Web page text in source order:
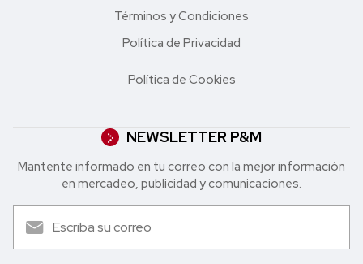
Términos y Condiciones
Política de Privacidad
Política de Cookies
NEWSLETTER P&M
Mantente informado en tu correo con la mejor in formación
en mercadeo, publicidad y comunicaciones.